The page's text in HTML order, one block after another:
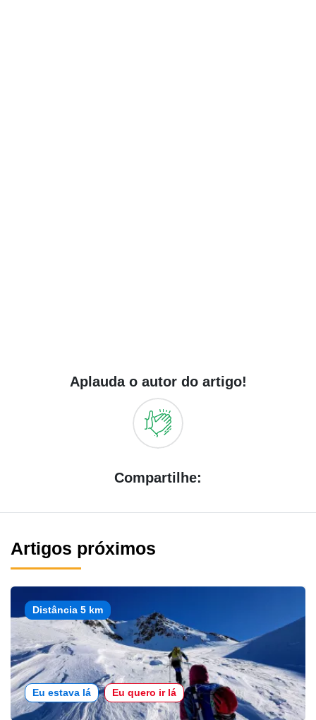
Aplauda o autor do artigo!
Compartilhe:
Artigos próximos
Distância 5 km
Eu estava lá Eu quero ir lá